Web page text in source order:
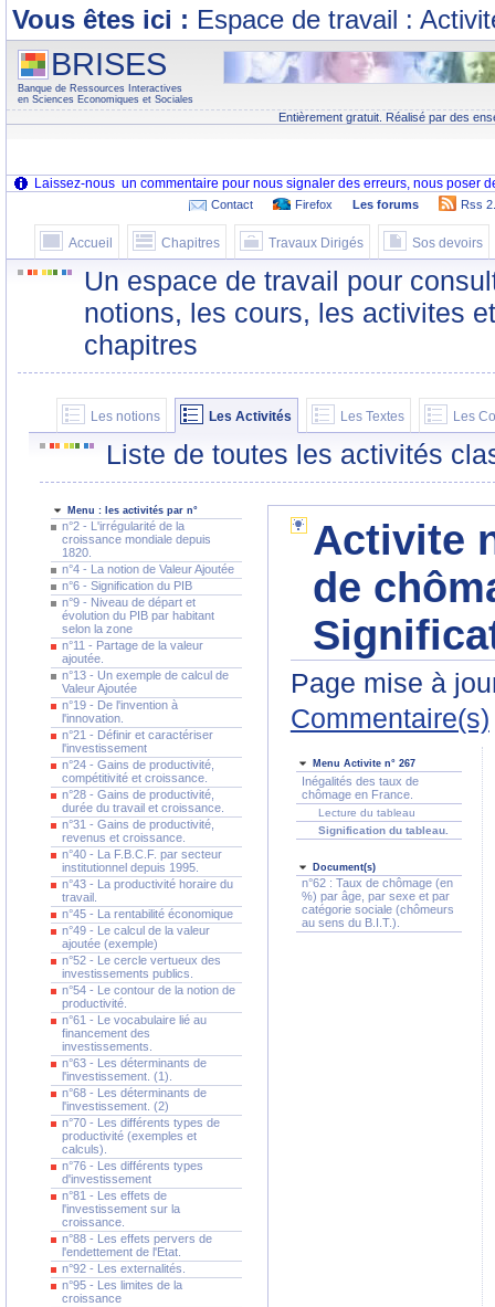
Vous êtes ici : Espace de travail :
BRISES
Banque de Ressources Interactives
en Sciences Economiques et Sociales
Entièrement gratuit. Réalisé par des
Contact Firefox Les forums Rss
Accueil Chapitres Travaux Dirigés Sos devoirs
Un espace de travail pour
notions, les cours, les activites
chapitres
Les notions Les Activités Les Textes Les
Liste de toutes les activités
Menu : les activités par n°
n°2 - L'irrégularité de la
croissance mondiale depuis
1820.
n°4 - La notion de Valeur Ajoutée
n°6 - Signification du PIB
n°9 - Niveau de départ et
évolution du PIB par habitant
selon la zone
n°11 - Partage de la valeur
ajoutée.
n°13 - Un exemple de calcul de
Valeur Ajoutée
n°19 - De l'invention à
l'innovation.
n°21 - Définir et caractériser
l'investissement
n°24 - Gains de productivité,
compétitivité et croissance.
n°28 - Gains de productivité,
durée du travail et croissance.
n°31 - Gains de productivité,
revenus et croissance.
n°40 - La F.B.C.F. par secteur
institutionnel depuis 1995.
n°43 - La productivité horaire du
travail.
n°45 - La rentabilité économique
n°49 - Le calcul de la valeur
ajoutée (exemple)
n°52 - Le cercle vertueux des
investissements publics.
n°54 - Le contour de la notion de
productivité.
n°61 - Le vocabulaire lié au
financement des
investissements.
n°63 - Les déterminants de
l'investissement. (1).
n°68 - Les déterminants de
l'investissement. (2)
n°70 - Les différents types de
productivité (exemples et
calculs).
n°76 - Les différents types
d'investissement
n°81 - Les effets de
l'investissement sur la
croissance.
n°88 - Les effets pervers de
l'endettement de l'Etat.
n°92 - Les externalités.
n°95 - Les limites de la
croissance
Activite
de
Page mise à
Commentaire(s)
Menu Activite n° 267
Inégalités des taux de
chômage en France.
Lecture du tableau
Signification du tableau.
Document(s)
n°62 : Taux de chômage (en
%) par âge, par sexe et par
catégorie sociale (chômeurs
au sens du B.I.T.).